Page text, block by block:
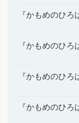
『かもめのひ
『かもめのひ
『かもめのひ
『かもめのひ